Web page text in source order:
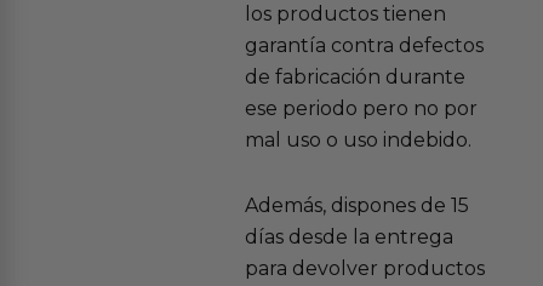
los productos tienen
garantía contra defectos
de fabricación durante
ese periodo pero no por
mal uso o uso indebido.
Además, dispones de 15
días desde la entrega
para devolver productos